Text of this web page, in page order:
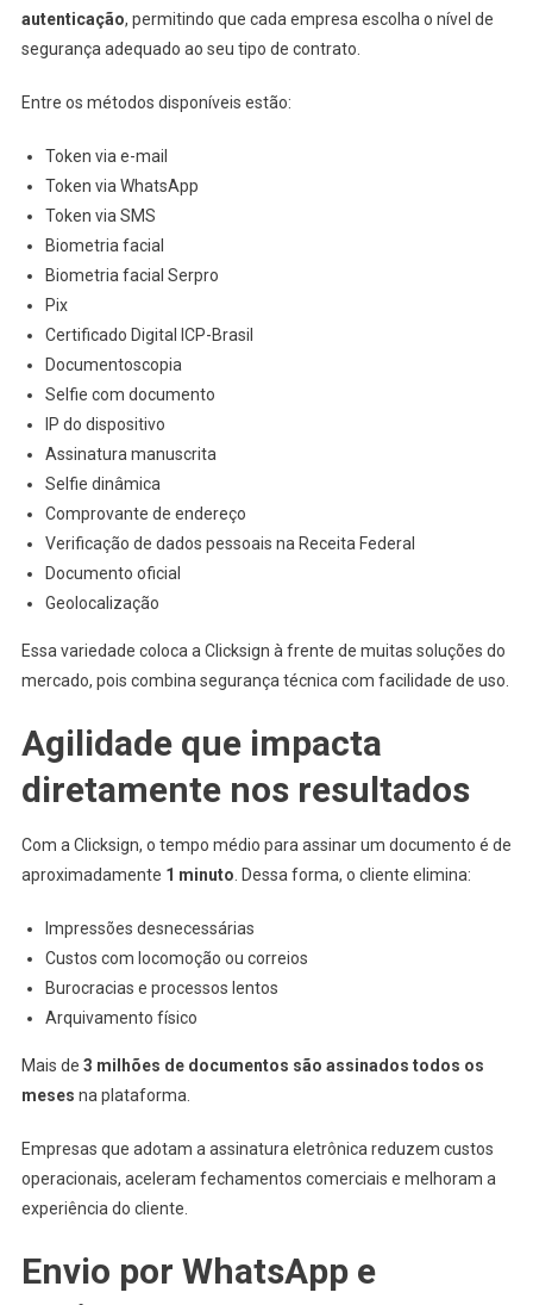
autenticação, permitindo que cada empresa escolha o nível de
segurança adequado ao seu tipo de contrato.
Entre os métodos disponíveis estão:
Token via e-mail
Token via WhatsApp
Token via SMS
Biometria facial
Biometria facial Serpro
Pix
Certificado Digital ICP-Brasil
Documentoscopia
Selfie com documento
IP do dispositivo
Assinatura manuscrita
Selfie dinâmica
Comprovante de endereço
Verificação de dados pessoais na Receita Federal
Documento oficial
Geolocalização
Essa variedade coloca a Clicksign à frente de muitas soluções do
mercado, pois combina segurança técnica com facilidade de uso.
Agilidade que impacta
diretamente nos resultados
Com a Clicksign, o tempo médio para assinar um documento é de
aproximadamente 1 minuto . Dessa forma, o cliente elimina:
Impressões desnecessárias
Custos com locomoção ou correios
Burocracias e processos lentos
Arquivamento físico
Mais de 3 milhões de documentos são assinados todos os
meses na plataforma.
Empresas que adotam a assinatura eletrônica reduzem custos
operacionais, aceleram fechamentos comerciais e melhoram a
experiência do cliente.
Envio por WhatsApp e